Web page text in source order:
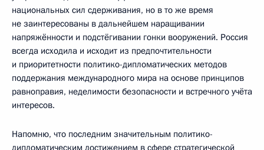
национальных сил сдерживания, но в то же время
не заинтересованы в дальнейшем наращивании
напряжённости и подстёгивании гонки вооружений. Россия
всегда исходила и исходит из предпочтительности
и приоритетности политико-дипломатических методов
поддержания международного мира на основе принципов
равноправия, неделимости безопасности и встречного учёта
интересов.
Напомню, что последним значительным политико-
дипломатическим достижением в сфере стратегической